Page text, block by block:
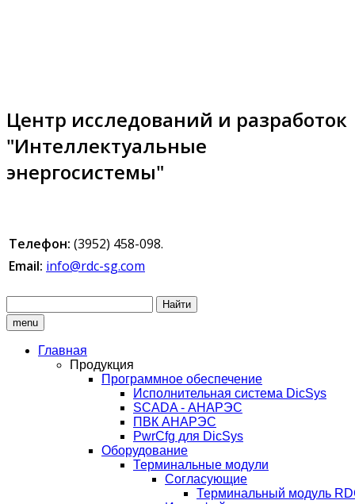
Центр исследований и разработок
"Интеллектуальные
энергосистемы"
Телефон: (3952) 458-098.
Email: info@rdc-sg.com
Найти
menu
Главная
Продукция
Программное обеспечение
Исполнительная система DicSys
SCADA - АНАРЭС
ПВК АНАРЭС
PwrCfg для DicSys
Оборудование
Терминальные модули
Согласующие
Терминальный модуль